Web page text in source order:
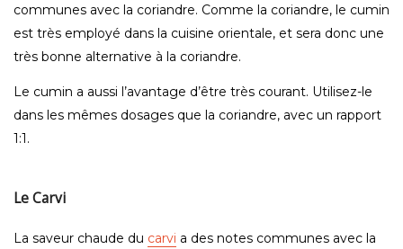
communes avec la coriandre. Comme la coriandre, le cumin
est très employé dans la cuisine orientale, et sera donc une
très bonne alternative à la coriandre.
Le cumin a aussi l’avantage d’être très courant. Utilisez-le
dans les mêmes dosages que la coriandre, avec un rapport
1:1.
Le Carvi
La saveur chaude du carvi a des notes communes avec la